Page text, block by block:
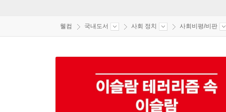
웰컴 국내도서 사회 정치 사회비평/비판